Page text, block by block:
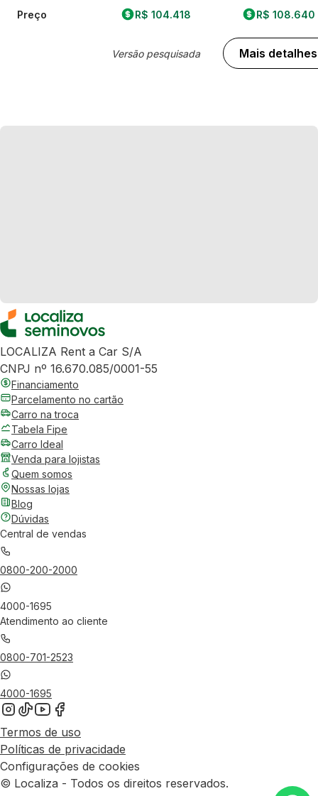
Preço R$ 104.418
Versão pesquisada
R$ 108.640
Mais detalhes
LOCALIZA Rent a Car S/A
CNPJ nº 16.670.085/0001-55
Financiamento
Parcelamento no cartão
Carro na troca
Tabela Fipe
Carro Ideal
Venda para lojistas
Quem somos
Nossas lojas
Blog
Dúvidas
Central de vendas
0800-200-2000
4000-1695
Atendimento ao cliente
0800-701-2523
4000-1695
Termos de uso
Políticas de privacidade
Configurações de cookies
© Localiza - Todos os direitos reservados.